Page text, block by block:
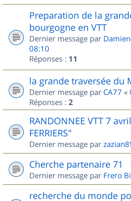
Preparation de la
bourgogne en VTT
Dernier message par
08:10
Réponses : 11
la grande traversée du
Dernier message par CA77 «
Réponses : 2
RANDONNEE VTT 7
FERRIERS"
Dernier message par
Cherche partenaire 71
Dernier message par Frero
recherche du monde